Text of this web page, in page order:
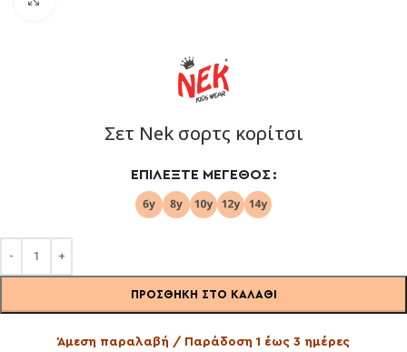
Σετ Nek σορτς κορίτσι
ΕΠΙΛΈΞΤΕ ΜΈΓΕΘΟΣ
ΠΡΟΣΘΉΚΗ ΣΤΟ ΚΑΛΆΘΙ
Άμεση παραλαβή / Παράδοση 1 έως 3 ημέρες